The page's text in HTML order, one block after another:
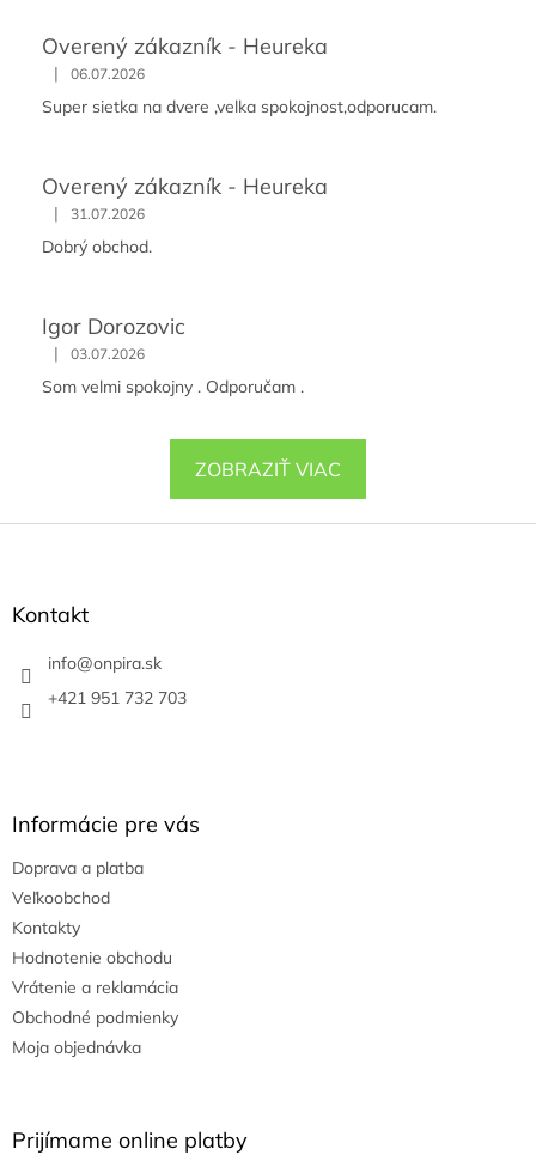
Overený zákazník - Heureka
| 06.07.2026
Super sietka na dvere ,velka spokojnost,odporucam.
Overený zákazník - Heureka
| 31.07.2026
Dobrý obchod.
Igor Dorozovic
| 03.07.2026
Som velmi spokojny . Odporučam .
ZOBRAZIŤ VIAC
Z
Kontakt
info@onpira.sk
+421 951 732 703
Informácie pre vás
Doprava a platba
Veľkoobchod
Kontakty
Hodnotenie obchodu
Vrátenie a reklamácia
Obchodné podmienky
Moja objednávka
Prijímame online platby